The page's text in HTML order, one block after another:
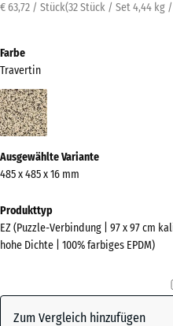
€ 63,72 / Stück(32 Stück / Set 4,44 kg
Farbe
Travertin
Travertin
(active)
Ausgewählte Variante
485 x 485 x 16 mm
Produkttyp
EZ (Puzzle-Verbindung | 97 x 97 cm
hohe Dichte | 100% farbiges EPDM)
Zum Vergleich hinzufügen